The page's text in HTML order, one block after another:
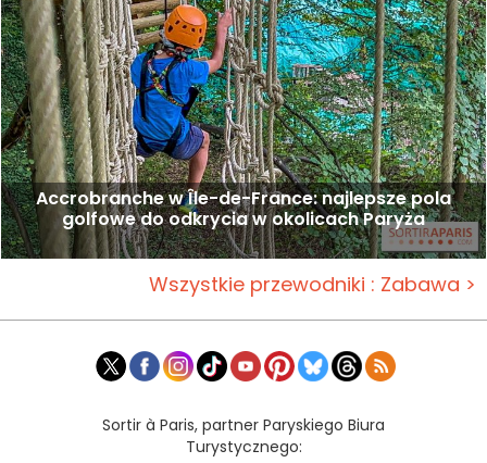
Accrobranche w Île-de-France: najlepsze pola
golfowe do odkrycia w okolicach Paryża
Wszystkie przewodniki : Zabawa >
Sortir à Paris, partner Paryskiego Biura
Turystycznego: